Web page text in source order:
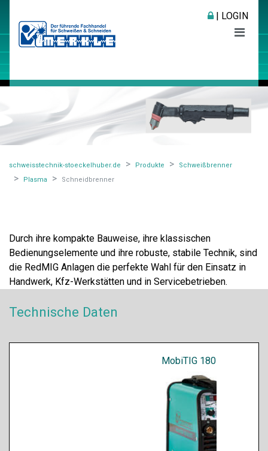
| LOGIN
schweisstechnik-stoeckelhuber.de Produkte
Schweißbrenner
Plasma
Schneidbrenner
Durch ihre kompakte Bauweise, ihre klassischen
Bedienungselemente und ihre robuste, stabile Technik, sind
die RedMIG Anlagen die perfekte Wahl für den Einsatz in
Handwerk, Kfz-Werkstätten und in Servicebetrieben.
Technische Daten
MobiTIG 180 AC/DC